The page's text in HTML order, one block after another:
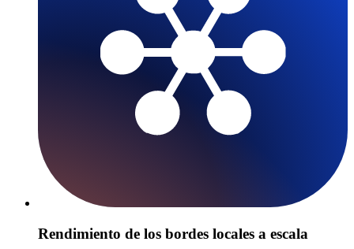
Rendimiento de los bordes locales a escala